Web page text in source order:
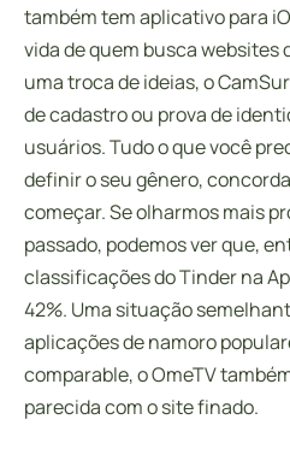
também tem aplicativo para
vida de quem busca websites
uma troca de ideias, o
de cadastro ou prova de
usuários. Tudo o que você
definir o seu gênero,
começar. Se olharmos mais
passado, podemos ver que,
classificações do Tinder na
42%. Uma situação
aplicações de namoro
comparable, o OmeTV
parecida com o site finado.